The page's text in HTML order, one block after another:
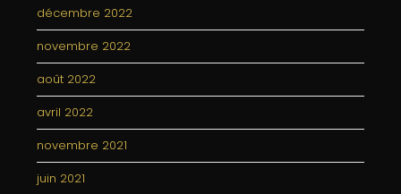
décembre 2022
novembre 2022
août 2022
avril 2022
novembre 2021
juin 2021